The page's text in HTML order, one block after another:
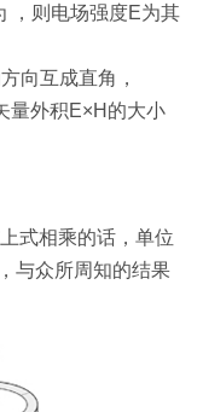
，则电场强度E为其
向互成直角，
量外积E×H的大小
上式相乘的话，单位
与众所周知的结果